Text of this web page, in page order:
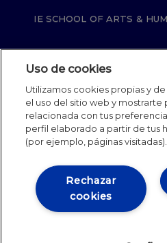
IE SCHOOL OF ARTS &
Aviso legal
Política de Cookies
Student Academic
Site
IE
Uso de cookies
Utilizamos cookies propias y
el uso del sitio web y mostrarte
relacionada con tus
perfil elaborado a partir de tus
(por ejemplo, páginas visitadas).
Rechazar
cookies